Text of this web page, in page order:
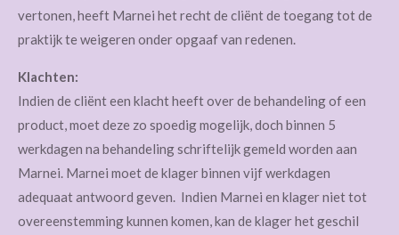
vertonen, heeft Marnei het recht de cliënt de toegang tot de
praktijk te weigeren onder opgaaf van redenen.
Klachten:
Indien de cliënt een klacht heeft over de behandeling of een
product, moet deze zo spoedig mogelijk, doch binnen 5
werkdagen na behandeling schriftelijk gemeld worden aan
Marnei. Marnei moet de klager binnen vijf werkdagen
adequaat antwoord geven. Indien Marnei en klager niet tot
overeenstemming kunnen komen, kan de klager het geschil